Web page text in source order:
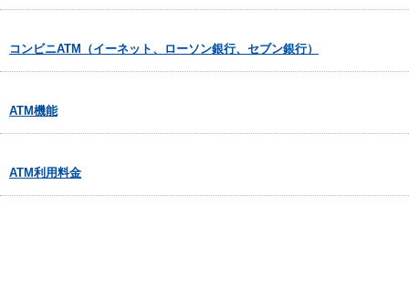
コンビニATM（イーネット、ローソン銀行、セブン銀行）
ATM機能
ATM利用料金